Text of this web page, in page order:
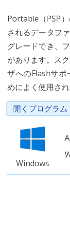
Portable（PSP
されるデータフ
グレードでき、
があります。ス
ザへのFlashサポ
めによく使用され
開くプログラム
Windows